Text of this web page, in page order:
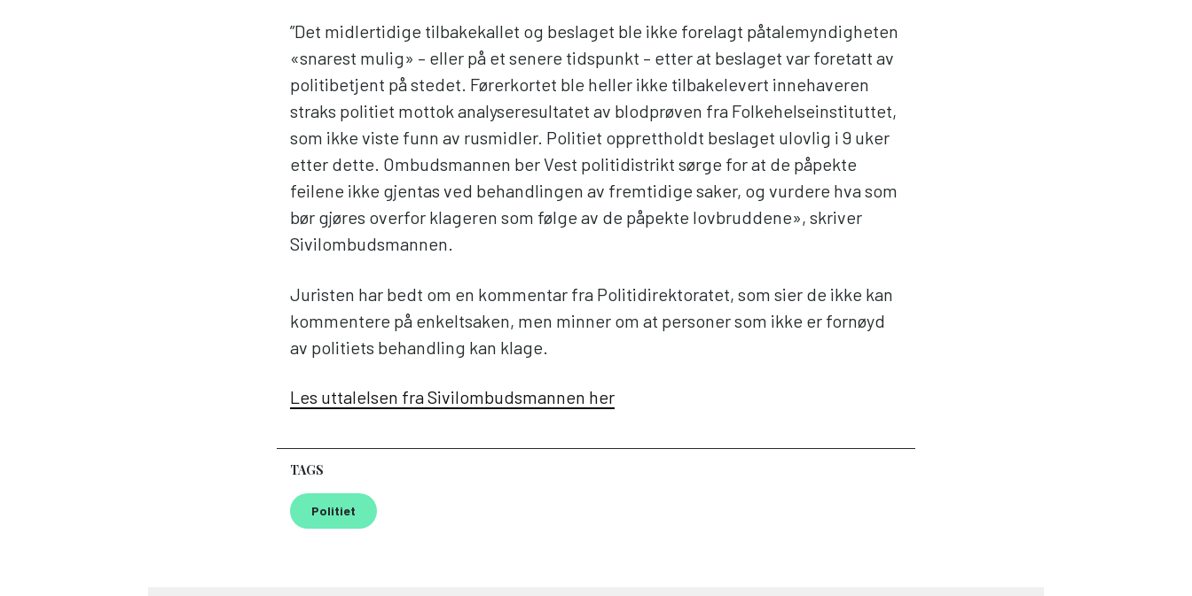
”Det midlertidige tilbakekallet og beslaget ble ikke forelagt påtalemyndigheten
«snarest mulig» – eller på et senere tidspunkt – etter at beslaget var foretatt av
politibetjent på stedet. Førerkortet ble heller ikke tilbakelevert innehaveren
straks politiet mottok analyseresultatet av blodprøven fra Folkehelseinstituttet,
som ikke viste funn av rusmidler. Politiet opprettholdt beslaget ulovlig i 9 uker
etter dette. Ombudsmannen ber Vest politidistrikt sørge for at de påpekte
feilene ikke gjentas ved behandlingen av fremtidige saker, og vurdere hva som
bør gjøres overfor klageren som følge av de påpekte lovbruddene», skriver
Sivilombudsmannen.
Juristen har bedt om en kommentar fra Politidirektoratet, som sier de ikke kan
kommentere på enkeltsaken, men minner om at personer som ikke er fornøyd
av politiets behandling kan klage.
Les uttalelsen fra Sivilombudsmannen her
TAGS
Politiet